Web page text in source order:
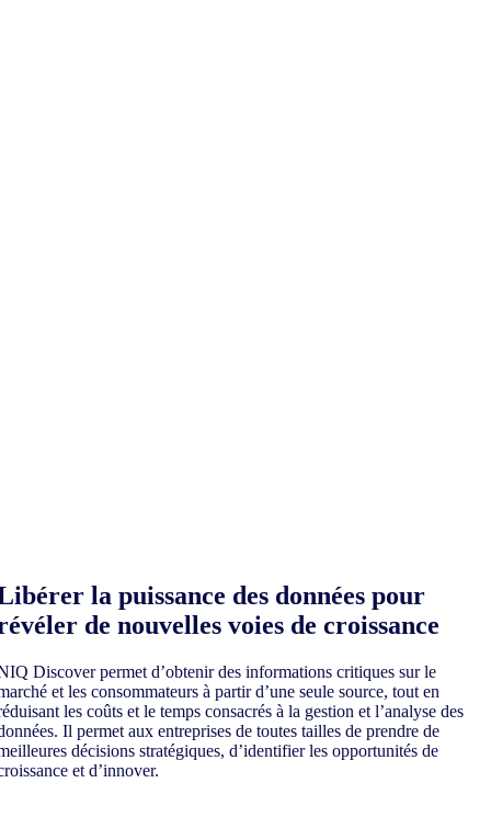
la puissance des données pour
de nouvelles voies de croissance
Discover permet d’obtenir des informations critiques sur le
et les consommateurs à partir d’une seule source, tout en
les coûts et le temps consacrés à la gestion et l’analyse des
Il permet aux entreprises de toutes tailles de prendre de
décisions stratégiques, d’identifier les opportunités de
et d’innover.